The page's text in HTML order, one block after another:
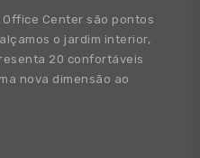
Center são pontos
o jardim interior,
20 confortáveis
nova dimensão ao